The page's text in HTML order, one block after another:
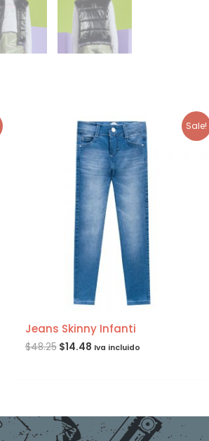
Sale!
Jeans Skinny Infanti
$48.25 $14.48 Iva incluido